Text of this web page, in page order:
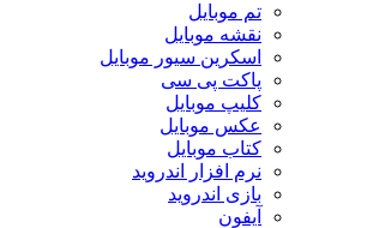
تم موبایل
نقشه موبایل
اسکرین سیور موبایل
پاکت پی سی
کلیپ موبایل
عکس موبایل
کتاب موبایل
نرم افزار اندروید
بازی اندروید
آیفون